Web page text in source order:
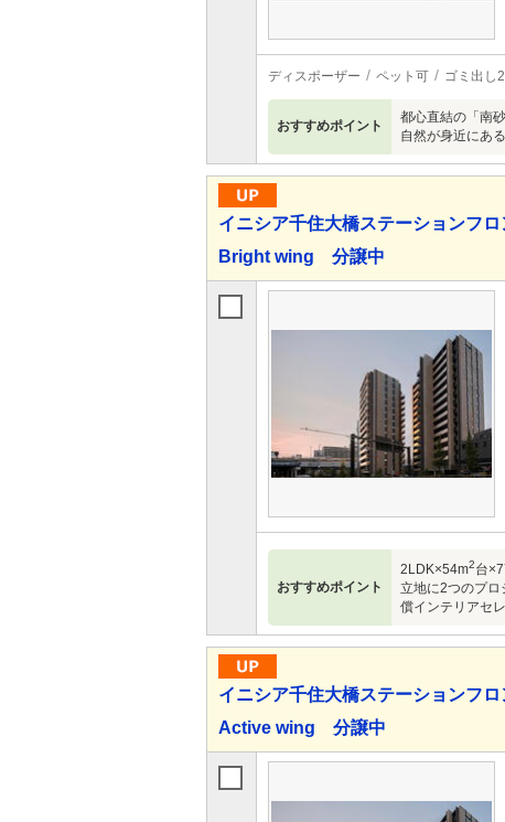
ディスポーザー ペット可 ゴミ出し
おすすめポイント
都心直結の「南
自然が身近にあ
イニシア千住大橋ステーション
Bright wing 分譲中
おすすめポイント
2LDK×54m2台
立地に2つのプ
償インテリアセ
イニシア千住大橋ステーション
Active wing 分譲中